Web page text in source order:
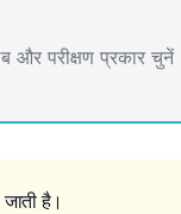
परीक्षण प्रकार चुनें
है।